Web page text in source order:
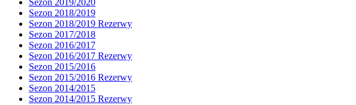
Sezon 2019/2020
Sezon 2018/2019
Sezon 2018/2019 Rezerwy
Sezon 2017/2018
Sezon 2016/2017
Sezon 2016/2017 Rezerwy
Sezon 2015/2016
Sezon 2015/2016 Rezerwy
Sezon 2014/2015
Sezon 2014/2015 Rezerwy